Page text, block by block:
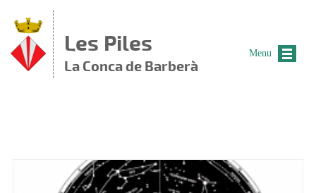
Les Piles
La Conca de Barberà
Menu